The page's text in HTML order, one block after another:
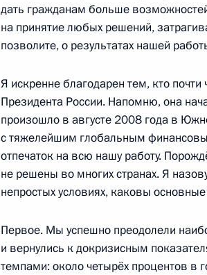
22 декабря 2011 года, четверг
22 декабря 2011 года, 13:00 Москва,
17 декабря 2011 года, суббота
Встреча с активом партии «Единая
17 декабря 2011 года, 14:30 Московская
13 декабря 2011 года, вторник
дать гражданам больше
на принятие любых решений,
позволите, о результатах нашей
Я искренне благодарен тем, кто
Президента России. Напомню, она
произошло в августе 2008 года в
с тяжелейшим глобальным
отпечаток на всю нашу работу.
не решены во многих странах. Я
непростых условиях, каковы основные
Первое. Мы успешно преодолели
и вернулись к докризисным
темпами: около четырёх процентов в